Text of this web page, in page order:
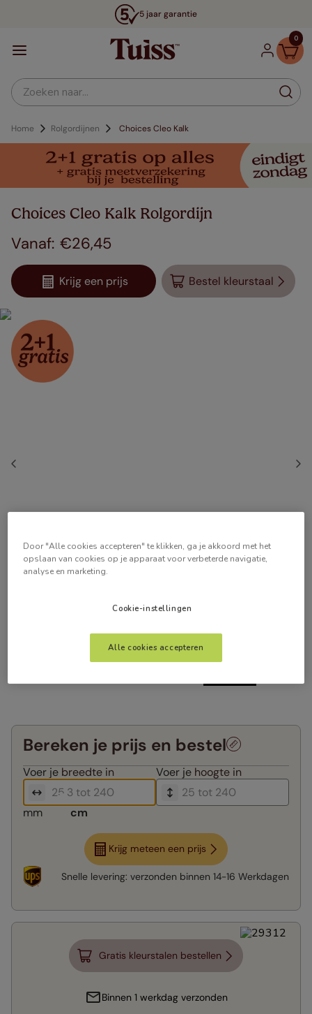
5 jaar garantie
0
Zoeken naar...
Home Rolgordijnen Choices Cleo Kalk
Choices Cleo Kalk Rolgordijn
€26,45
Krijg een prijs Bestel kleurstaal
Bereken je prijs en bestel
Voer je breedte in Voer je hoogte in
mm cm
Krijg meteen een prijs
Snelle levering: verzonden binnen 14-16 Werkdagen
Gratis kleurstalen bestellen
Binnen 1 werkdag verzonden
Door "Alle cookies accepteren" te klikken, ga je akkoord met het
opslaan van cookies op je apparaat voor verbeterde navigatie,
analyse en marketing.
Cookie-instellingen
Alle cookies accepteren